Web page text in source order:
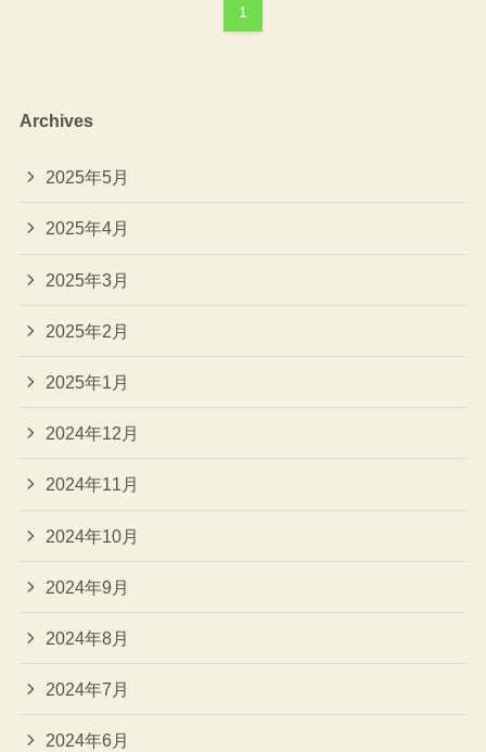
1
Archives
2025年5月
2025年4月
2025年3月
2025年2月
2025年1月
2024年12月
2024年11月
2024年10月
2024年9月
2024年8月
2024年7月
2024年6月